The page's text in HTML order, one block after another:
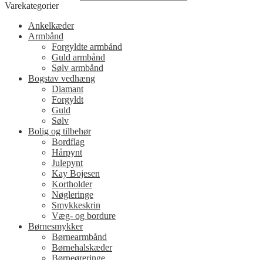
Varekategorier
Ankelkæder
Armbånd
Forgyldte armbånd
Guld armbånd
Sølv armbånd
Bogstav vedhæng
Diamant
Forgyldt
Guld
Sølv
Bolig og tilbehør
Bordflag
Hårpynt
Julepynt
Kay Bojesen
Kortholder
Nøgleringe
Smykkeskrin
Væg- og bordure
Børnesmykker
Børnearmbånd
Børnehalskæder